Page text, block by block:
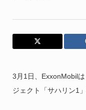
3月1日、ExxonMobil
ジェクト「サハリン1